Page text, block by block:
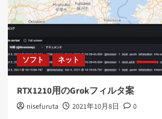
ソフト ネット
RTX1210用のGrokフィルタ案
nisefuruta 2021年10月8日 0